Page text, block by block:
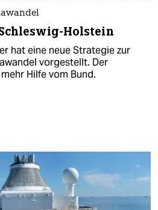
Holstein
hat eine neue Strategie zur
vorgestellt. Der
Hilfe vom Bund.